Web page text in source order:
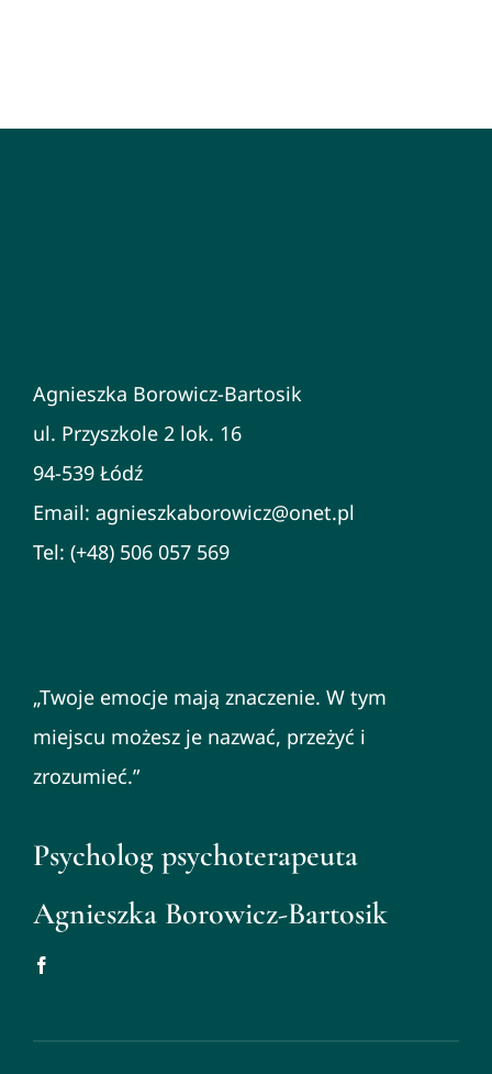
Agnieszka Borowicz-Bartosik
ul. Przyszkole 2 lok. 16
94-539 Łódź
Email: agnieszkaborowicz@onet.pl
Tel: (+48) 506 057 569
„Twoje emocje mają znaczenie. W tym
miejscu możesz je nazwać, przeżyć i
zrozumieć.”
Psycholog psychoterapeuta
Agnieszka Borowicz-Bartosik